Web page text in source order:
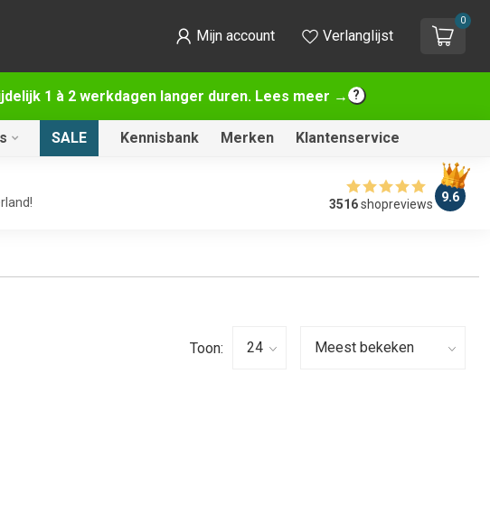
1 à 2 werkdagen langer duren. Lees meer →
Mijn account Verlanglijst
0
SALE Kennisbank Merken Klantenservice
3516shopreviews 9.6
Toon: